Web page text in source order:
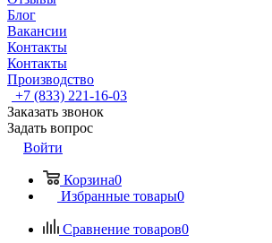
Блог
Вакансии
Контакты
Контакты
Производство
+7 (833) 221-16-03
Заказать звонок
Задать вопрос
Войти
Корзина0
Избранные товары0
Сравнение товаров0